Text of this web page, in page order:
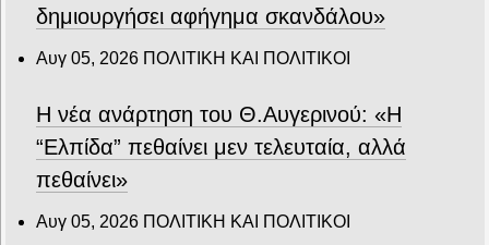
δημιουργήσει αφήγημα σκανδάλου»
Αυγ 05, 2026 ΠΟΛΙΤΙΚΗ ΚΑΙ ΠΟΛΙΤΙΚΟΙ
Η νέα ανάρτηση του Θ.Αυγερινού: «Η
“Ελπίδα” πεθαίνει μεν τελευταία, αλλά
πεθαίνει»
Αυγ 05, 2026 ΠΟΛΙΤΙΚΗ ΚΑΙ ΠΟΛΙΤΙΚΟΙ